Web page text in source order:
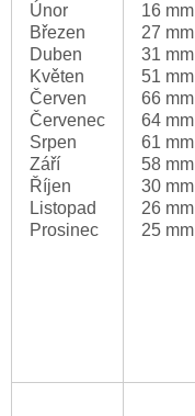
Únor
Březen
Duben
Květen
Červen
Červenec
Srpen
Září
Říjen
Listopad
Prosinec
16 mm
27 mm
31 mm
51 mm
66 mm
64 mm
61 mm
58 mm
30 mm
26 mm
25 mm